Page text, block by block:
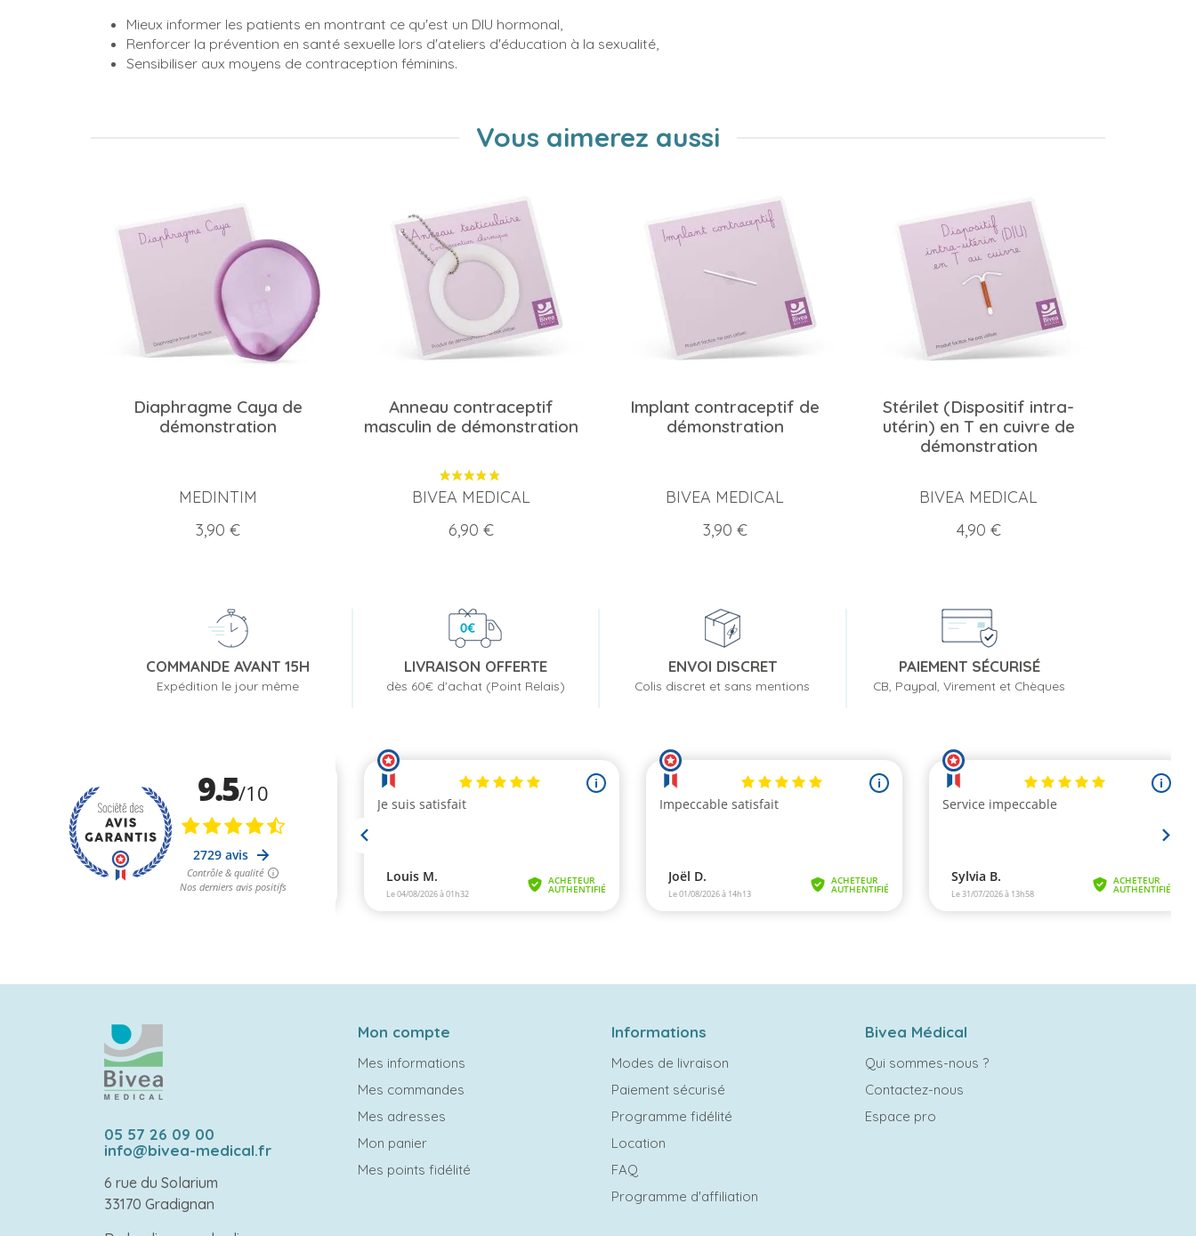
Mieux informer les patients en montrant ce qu'est un DIU hormonal,
Renforcer la prévention en santé sexuelle lors d'ateliers d'éducation à la sexualité,
Sensibiliser aux moyens de contraception féminins.
Vous aimerez aussi
Diaphragme Caya de
démonstration
MEDINTIM
Prix
3,90 €
Anneau contraceptif
masculin de démonstration
BIVEA MEDICAL
Prix
6,90 €
Implant contraceptif de
démonstration
BIVEA MEDICAL
Prix
3,90 €
Stérilet (Dispositif intra-
utérin) en T en cuivre de
démonstration
BIVEA MEDICAL
Prix
4,90 €
COMMANDE AVANT 15H
Expédition le jour même
LIVRAISON OFFERTE
dès 60€ d'achat (Point Relais)
ENVOI DISCRET
Colis discret et sans mentions
PAIEMENT SÉCURISÉ
CB, Paypal, Virement et Chèques
05 57 26 09 00
info@bivea-medical.fr
6 rue du Solarium
33170 Gradignan
Mon compte
Mes informations
Mes commandes
Mes adresses
Mon panier
Mes points fidélité
Informations
Modes de livraison
Paiement sécurisé
Programme fidélité
Location
FAQ
Programme d'affiliation
Bivea Médical
Qui sommes-nous ?
Contactez-nous
Espace pro